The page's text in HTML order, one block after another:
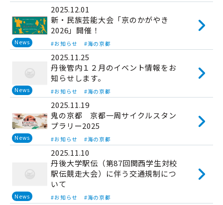
2025.12.01
News
新・民族芸能大会「京のかがやき
2026」開催！
#お知らせ #海の京都
2025.11.25
News
丹後管内１２月のイベント情報をお
知らせします。
#お知らせ #海の京都
2025.11.19
News
鬼の京都 京都一周サイクルスタン
プラリー2025
#お知らせ #海の京都
2025.11.10
News
丹後大学駅伝（第87回関西学生対校
駅伝競走大会）に伴う交通規制につ
いて
#お知らせ #海の京都